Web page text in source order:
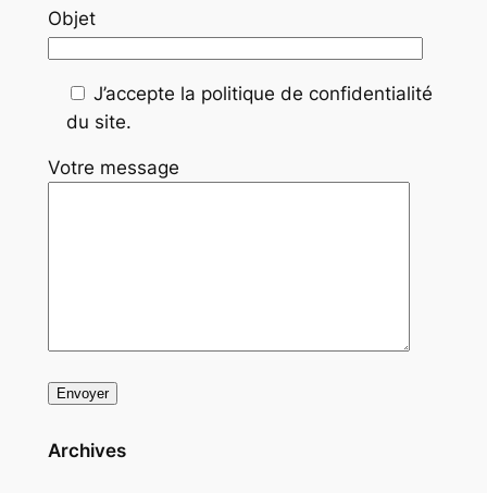
Objet
J’accepte la politique de confidentialité
du site.
Votre message
Archives